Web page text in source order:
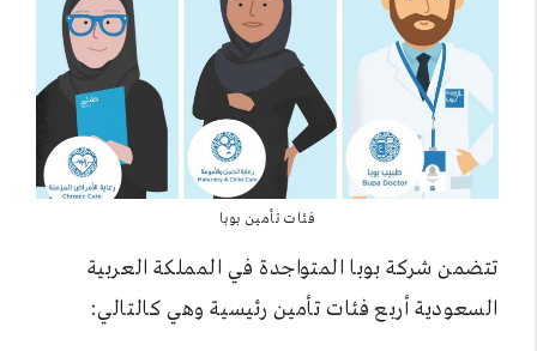
فئات تأمين بوبا
تتضمن شركة بوبا المتواجدة في المملكة العربية
السعودية أربع فئات تأمين رئيسية وهي كالتالي: